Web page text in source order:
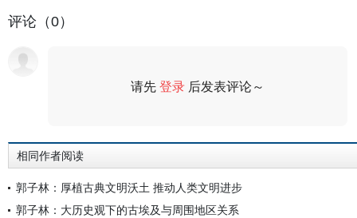
评论（0）
请先登录 后发表评论～
相同作者阅读
郭子林：厚植古典文明沃土 推动人类文明进步
郭子林：大历史观下的古埃及与周围地区关系